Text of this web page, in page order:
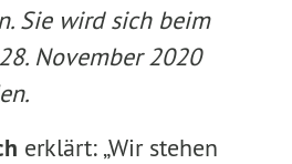
Sie wird sich beim
November 2020
erklärt: „Wir stehen